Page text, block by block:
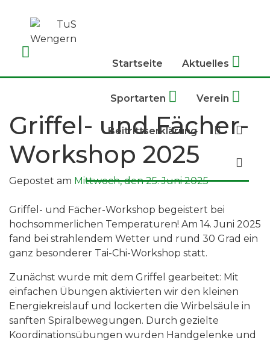
content
Startseite Aktuelles
Sportarten Verein
Beitrittserklärung
Griffel- und Fächer-
Workshop 2025
Gepostet am Mittwoch, den 25. Juni 2025
Griffel- und Fächer-Workshop begeistert bei
hochsommerlichen Temperaturen! Am 14. Juni 2025
fand bei strahlendem Wetter und rund 30 Grad ein
ganz besonderer Tai-Chi-Workshop statt.
Zunächst wurde mit dem Griffel gearbeitet: Mit
einfachen Übungen aktivierten wir den kleinen
Energiekreislauf und lockerten die Wirbelsäule in
sanften Spiralbewegungen. Durch gezielte
Koordinationsübungen wurden Handgelenke und